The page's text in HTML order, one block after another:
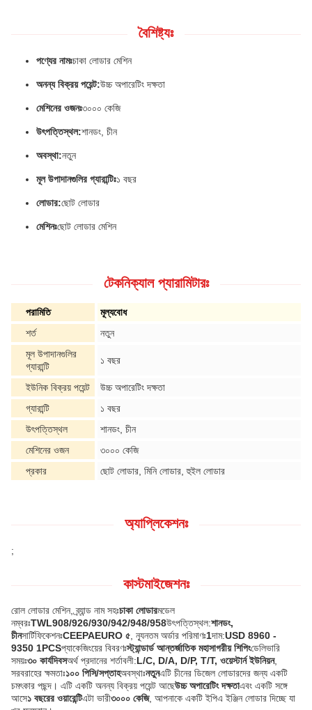
বৈশিষ্ট্যঃ
পণ্যের নামঃচাকা লোডার মেশিন
অনন্য বিক্রয় পয়েন্ট:উচ্চ অপারেটিং দক্ষতা
মেশিনের ওজনঃ৩০০০ কেজি
উৎপত্তিস্থল:শানডং, চীন
অবস্থা:নতুন
মূল উপাদানগুলির গ্যারান্টিঃ১ বছর
লোডার:ছোট লোডার
মেশিনঃছোট লোডার মেশিন
টেকনিক্যাল প্যারামিটারঃ
পরামিতি
মূল্যবোধ
শর্ত
নতুন
মূল উপাদানগুলির
গ্যারান্টি
১ বছর
ইউনিক বিক্রয় পয়েন্ট
উচ্চ অপারেটিং দক্ষতা
গ্যারান্টি
১ বছর
উৎপত্তিস্থল
শানডং, চীন
মেশিনের ওজন
৩০০০ কেজি
প্রকার
ছোট লোডার, মিনি লোডার, হুইল লোডার
অ্যাপ্লিকেশনঃ
;
কাস্টমাইজেশনঃ
রোল লোডার মেশিন, ব্র্যান্ড নাম সহঃচাকা লোডারমডেল
নম্বরঃTWL908/926/930/942/948/958উৎপত্তিস্থল:শানডং,
চীনসার্টিফিকেশনঃCEEPAEURO ৫ , ন্যূনতম অর্ডার পরিমাণঃ1দাম:USD 8960 -
9350 1PCSপ্যাকেজিংয়ের বিবরণঃস্ট্যান্ডার্ড আন্তর্জাতিক মহাসাগরীয় শিপিংডেলিভারি
সময়ঃ৩০ কার্যদিবসঅর্থ প্রদানের শর্তাবলী:L/C, D/A, D/P, T/T, ওয়েস্টার্ন ইউনিয়ন,
সরবরাহের ক্ষমতাঃ১০০ পিসি/সপ্তাহঅবস্থাঃনতুনএটি চীনের ডিজেল লোডারদের জন্য একটি
চমৎকার পছন্দ। এটি একটি অনন্য বিক্রয় পয়েন্ট আছেউচ্চ অপারেটিং দক্ষতাএবং একটি সঙ্গে
আসে১ বছরের ওয়ারেন্টিএটা ভারী৩০০০ কেজি, আপনাকে একটি ইপিএ ইঞ্জিন লোডার দিচ্ছে যা